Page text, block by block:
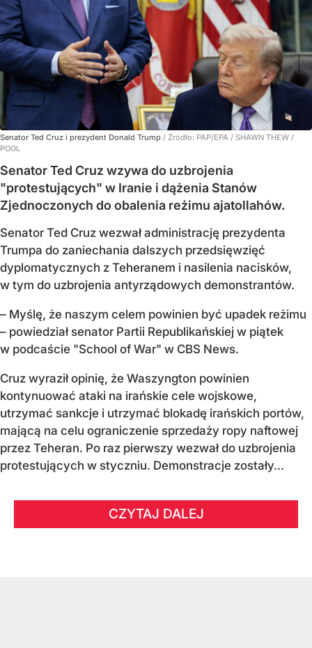
Senator Ted Cruz i prezydent Donald Trump / Źródło: PAP/EPA / SHAWN THEW /
POOL
Senator Ted Cruz wzywa do uzbrojenia
"protestujących" w Iranie i dążenia Stanów
Zjednoczonych do obalenia reżimu ajatollahów.
Senator Ted Cruz wezwał administrację prezydenta
Trumpa do zaniechania dalszych przedsięwzięć
dyplomatycznych z Teheranem i nasilenia nacisków,
w tym do uzbrojenia antyrządowych demonstrantów.
– Myślę, że naszym celem powinien być upadek reżimu
– powiedział senator Partii Republikańskiej w piątek
w podcaście "School of War" w CBS News.
Cruz wyraził opinię, że Waszyngton powinien
kontynuować ataki na irańskie cele wojskowe,
utrzymać sankcje i utrzymać blokadę irańskich portów,
mającą na celu ograniczenie sprzedaży ropy naftowej
przez Teheran. Po raz pierwszy wezwał do uzbrojenia
protestujących w styczniu. Demonstracje zostały...
CZYTAJ DALEJ